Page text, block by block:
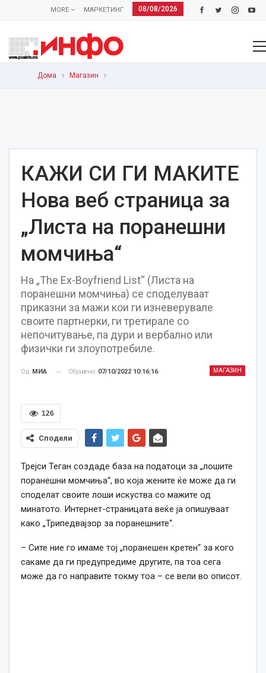
08/08/2026
МАРКЕТИНГ
MORE
Дома Магазин
КАЖИ СИ ГИ МАКИТЕ
Нова веб страница за
„Листа на поранешни
момчиња“
На „The Ex-Boyfriend List“ (Листа на
поранешни момчиња) се споделуваат
приказни за мажи кои ги изневерувале
своите партнерки, ги третирале со
непочитување, па дури и вербално или
физички ги злоупотребиле.
МАГАЗИН
Од МИА Објавено 07/10/2022 10:16:16
126
Сподели
Трејси Теган создаде база на податоци за „лошите
поранешни момчиња“, во која жените ќе може да ги
споделат своите лоши искуства со мажите од
минатото. Интернет-страницата веќе ја опишуваат
како „Трипедвајзор за поранешните“.
– Сите ние го имаме тој „поранешен кретен“ за кого
сакаме да ги предупредиме другите, па тоа сега
може да го направите токму тоа – се вели во описот.